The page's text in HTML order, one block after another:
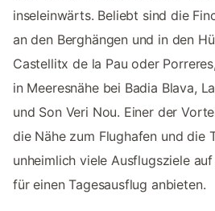
inseleinwärts. Beliebt sind die
an den Berghängen und in den
Castellitx de la Pau oder
in Meeresnähe bei Badia Blava,
und Son Veri Nou. Einer der
die Nähe zum Flughafen und die
unheimlich viele Ausflugsziele
für einen Tagesausflug anbieten.